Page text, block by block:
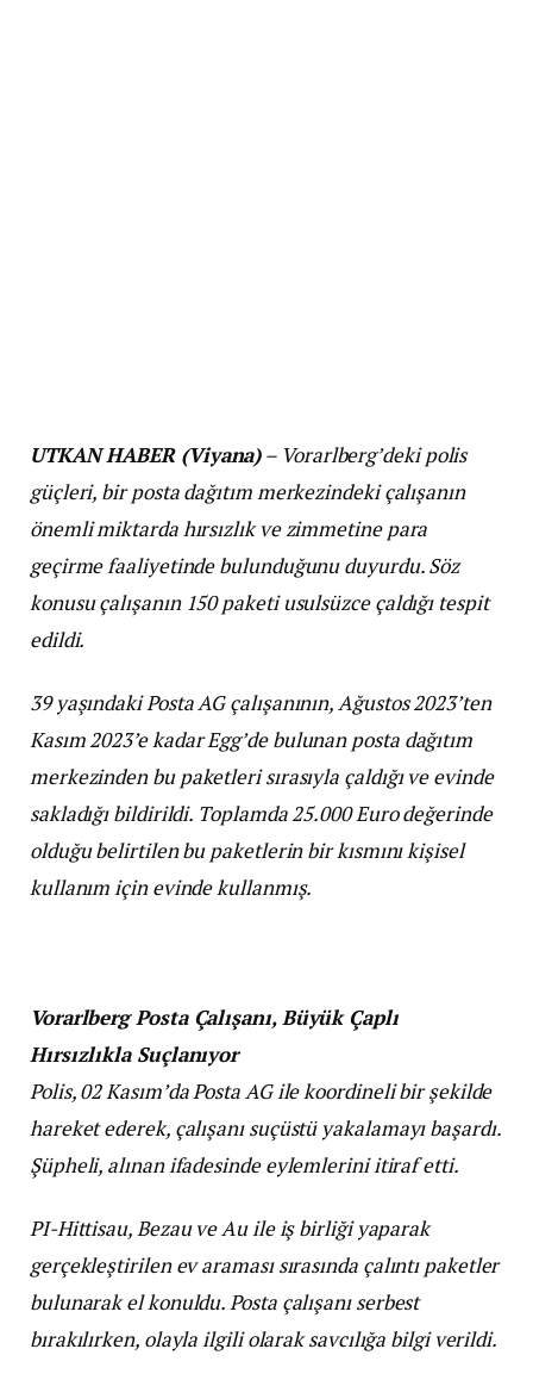
UTKAN HABER (Viyana)– Vorarlberg’deki polis
güçleri, bir posta dağıtım merkezindeki çalışanın
önemli miktarda hırsızlık ve zimmetine para
geçirme faaliyetinde bulunduğunu duyurdu. Söz
konusu çalışanın 150 paketi usulsüzce çaldığı tespit
edildi.
39 yaşındaki Posta AG çalışanının, Ağustos 2023’ten
Kasım 2023’e kadar Egg’de bulunan posta dağıtım
merkezinden bu paketleri sırasıyla çaldığı ve evinde
sakladığı bildirildi. Toplamda 25.000 Euro değerinde
olduğu belirtilen bu paketlerin bir kısmını kişisel
kullanım için evinde kullanmış.
Vorarlberg Posta Çalışanı, Büyük Çaplı
Hırsızlıkla Suçlanıyor
Polis, 02 Kasım’da Posta AG ile koordineli bir şekilde
hareket ederek, çalışanı suçüstü yakalamayı başardı.
Şüpheli, alınan ifadesinde eylemlerini itiraf etti.
PI-Hittisau, Bezau ve Au ile iş birliği yaparak
gerçekleştirilen ev araması sırasında çalıntı paketler
bulunarak el konuldu. Posta çalışanı serbest
bırakılırken, olayla ilgili olarak savcılığa bilgi verildi.